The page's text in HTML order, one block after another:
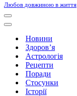
Любов довжиною в життя
Меню
навігації
Меню
навігаціїНовини
Здоров’я
Астрологія
Рецепти
Поради
Стосунки
Історії